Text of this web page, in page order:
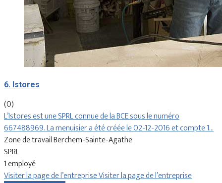
6. Istores
(0)
L’Istores est une SPRL connue de la BCE sous le numéro
667488969. La menuisier a été créée le 02-12-2016 et compte 1…
Zone de travail Berchem-Sainte-Agathe
SPRL
1 employé
Visiter la page de l’entrepriseVisiter la page de l’entreprise